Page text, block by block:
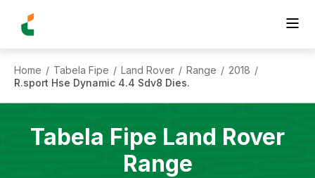
Home / Tabela Fipe / Land Rover / Range / 2018 /
R.sport Hse Dynamic 4.4 Sdv8 Dies.
Tabela Fipe Land Rover
Range